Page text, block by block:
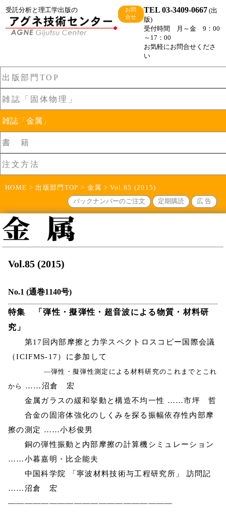
受託分析と理工学出版の
お問
合せ
TEL 03-3409-0667(出
版)
受付時間 月～金 9：00
～17：00
お気軽にお問合せくださ
い
出版部門TOP
雑誌「固体物理」
雑誌「金属」
書 籍
注文方法
HOME >出版部門TOP > 金属 > Vol.85 (2015)
バックナンバーのご注文
定期購読 広 告
Vol.85 (2015)
No.1 (通巻1140号)
特集 「弾性・擬弾性・超音波による物質・材料研
究」
第17回内部摩擦と力学スペクトロスコピー国際会議
（ICIFMS-17）に参加して
―弾性・擬弾性測定による材料研究のこれまでとこれ
から
……沼倉 宏
金属ガラスの緩和挙動と構造不均一性 ……市坪 哲
合金の固溶体強化のしくみを探る振幅依存性内部摩
擦の測定 ……小杉俊男
銅の弾性振動と内部摩擦の計算機シミュレーション
……小暮嘉明・比企能夫
中国科学院 「寧波材料技術与工程研究所」 訪問記
……沼倉 宏
————————————————————